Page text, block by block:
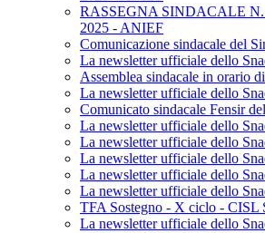
RASSEGNA SINDACALE
2025 - ANIEF
Comunicazione sindacale del
La newsletter ufficiale dello
Assemblea sindacale in orario
La newsletter ufficiale dello
Comunicato sindacale Fensir
La newsletter ufficiale dello
La newsletter ufficiale dello
La newsletter ufficiale dello
La newsletter ufficiale dello
La newsletter ufficiale dello
TFA Sostegno - X ciclo - CISL
La newsletter ufficiale dello